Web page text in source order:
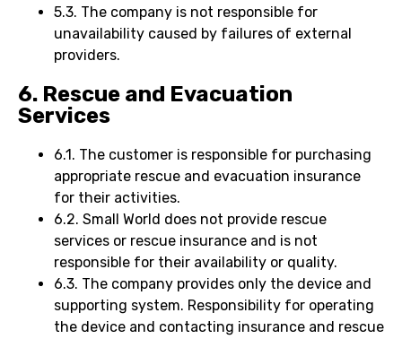
5.3. The company is not responsible for
unavailability caused by failures of external
providers.
6. Rescue and Evacuation
Services
6.1. The customer is responsible for purchasing
appropriate rescue and evacuation insurance
for their activities.
6.2. Small World does not provide rescue
services or rescue insurance and is not
responsible for their availability or quality.
6.3. The company provides only the device and
supporting system. Responsibility for operating
the device and contacting insurance and rescue